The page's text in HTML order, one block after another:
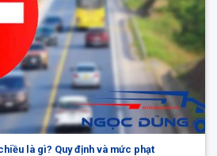
là gì? Quy định và mức phạt